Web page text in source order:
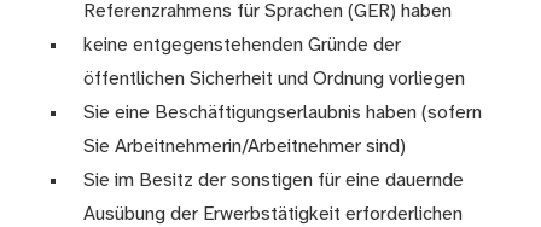
Referenzrahmens für Sprachen (GER) haben
keine entgegenstehenden Gründe der
öffentlichen Sicherheit und Ordnung vorliegen
Sie eine Beschäftigungserlaubnis haben (sofern
Sie Arbeitnehmerin/Arbeitnehmer sind)
Sie im Besitz der sonstigen für eine dauernde
Ausübung der Erwerbstätigkeit erforderlichen